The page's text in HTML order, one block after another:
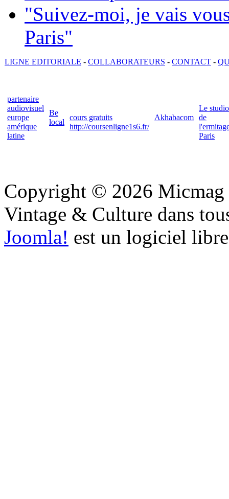
"Suivez-moi, je vais
Paris"
LIGNE EDITORIALE - COLLABORATEURS - CONTACT -
partenaire
audiovisuel
europe
amérique
latine
Be
local
cours gratuits
http://coursenligne1s6.fr/
Akhabacom
Le studio
de
Paris
Copyright © 2026 Micmag
Vintage & Culture dans
Joomla! est un logiciel